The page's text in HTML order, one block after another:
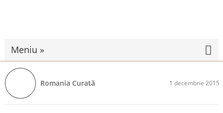
Meniu »
Romania Curată 1 decembrie 2015